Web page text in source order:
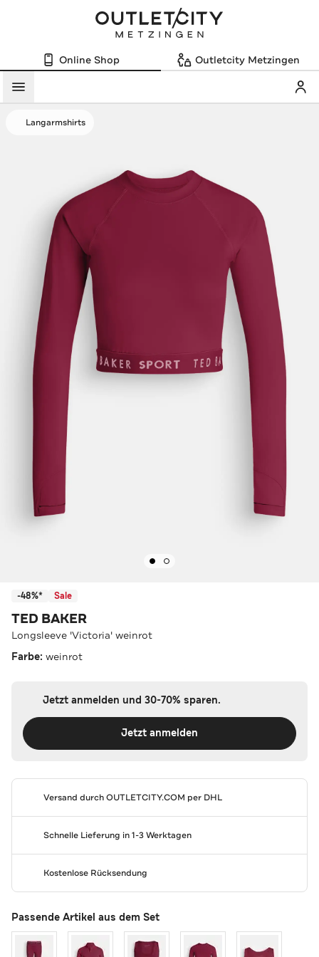
Online Shop Outletcity Metzingen
Menü
Langarmshirts
-48%* Sale
TED BAKER
Longsleeve 'Victoria' weinrot
Farbe: weinrot
Jetzt anmelden und 30-70% sparen.
Jetzt anmelden
Versand durchOUTLETCITY.COM per DHL
Schnelle Lieferung in 1-3 Werktagen
Kostenlose Rücksendung
Passende Artikel aus dem Set